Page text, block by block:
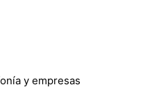
y empresas